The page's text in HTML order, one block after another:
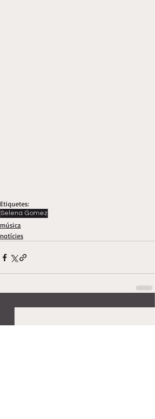
Etiquetes:
Selena Gomez
música
notícies